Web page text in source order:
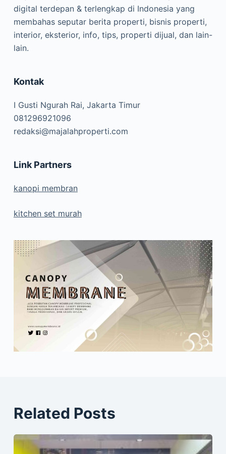
digital terdepan & terlengkap di Indonesia yang
membahas seputar berita properti, bisnis properti,
interior, eksterior, info, tips, properti dijual, dan lain-
lain.
Kontak
I Gusti Ngurah Rai, Jakarta Timur
081296921096
redaksi@majalahproperti.com
Link Partners
kanopi membran
kitchen set murah
Related Posts